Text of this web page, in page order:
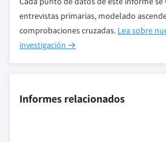
entrevistas primarias, modelado
comprobaciones cruzadas. Lea sobre
investigación →
Informes relacionados